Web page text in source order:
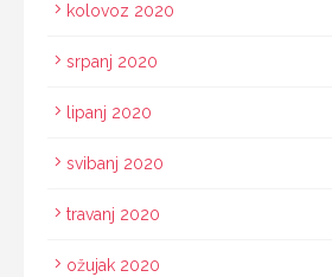
kolovoz 2020
srpanj 2020
lipanj 2020
svibanj 2020
travanj 2020
ožujak 2020